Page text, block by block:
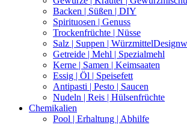
Backen | Süßen | DIY
Spirituosen | Genuss
Trockenfrüchte | Nüsse
Salz | Suppen | Würzmittel
Getreide | Mehl | Spezialmehl
Kerne | Samen | Keimsaaten
Essig | Öl | Speisefett
Antipasti | Pesto | Saucen
Nudeln | Reis | Hülsenfrüchte
Chemikalien
Pool | Erhaltung | Abhilfe